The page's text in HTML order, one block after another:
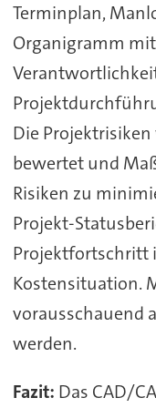
Terminplan,
Organigramm
Die
bewertet und
Risiken zu
Projekt-
Projektfortschritt
Kostensituation.
vorausschauend
werden.
Fazit: Das CAD/